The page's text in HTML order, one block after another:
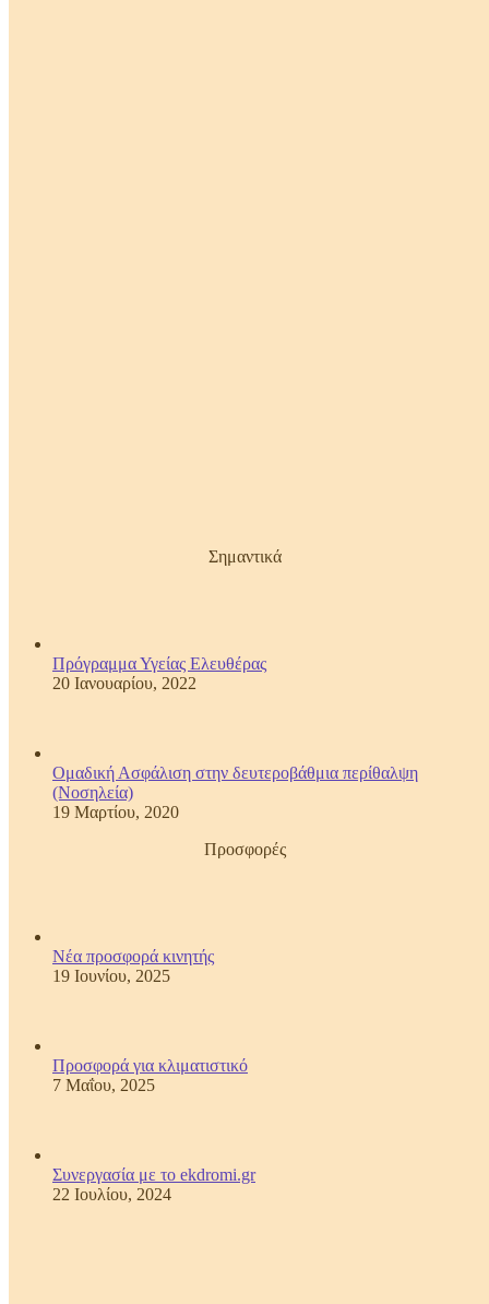
Σημαντικά
Πρόγραμμα Υγείας Ελευθέρας
20 Ιανουαρίου, 2022
Ομαδική Ασφάλιση στην δευτεροβάθμια περίθαλψη
(Νοσηλεία)
19 Μαρτίου, 2020
Προσφορές
Νέα προσφορά κινητής
19 Ιουνίου, 2025
Προσφορά για κλιματιστικό
7 Μαΐου, 2025
Συνεργασία με το ekdromi.gr
22 Ιουλίου, 2024